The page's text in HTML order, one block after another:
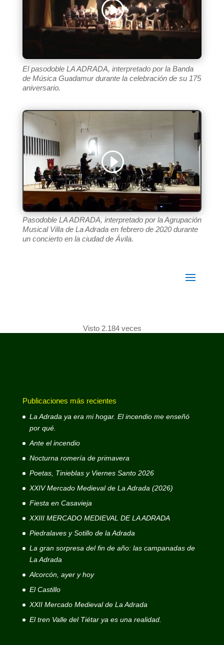
El pasodoble LA ADRADA, interpretado por la Banda
de Música Guadamur durante la celebración de su 175
aniversario.
Pasodoble LA ADRADA, interpretado por la Agrupación
Musical Villa de La Adrada en febrero de 2020 durante
un concierto en la ciudad de Ávila.
Visto 2.184 veces
Publicaciones más recientes
La Adrada ya era mi hogar. El incendio me enseñó
por qué.
Ante el incendio
Nocturna romería de primavera
Poetas, Tinieblas y Viernes Santo 2026
XXIV Mercado Medieval de La Adrada (2026)
Fiesta en Casavieja
XXIII MERCADO MEDIEVAL DE LA ADRADA
Piedralaves y Sotillo de la Adrada
La gran sorpresa del fin de año: las campanadas de
La Adrada
Alcorcón, ayer y hoy
El Castillo
XXII Mercado Medieval de La Adrada
El tren Valle del Tiétar ya es una realidad.